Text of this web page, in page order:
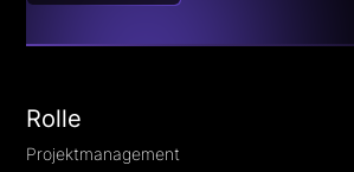
Rolle
Projektmanagement